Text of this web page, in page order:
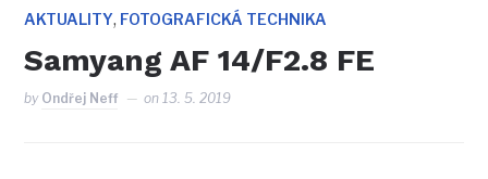
AKTUALITY, FOTOGRAFICKÁ TECHNIKA
Samyang AF 14/F2.8 FE
by Ondřej Neff on13. 5. 2019